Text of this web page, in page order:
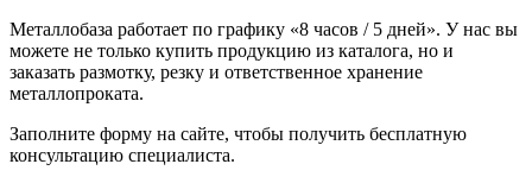
Металлобаза работает по графику «8 часов / 5 дней». У нас вы
можете не только купить продукцию из каталога, но и
заказать размотку, резку и ответственное хранение
металлопроката.
Заполните форму на сайте, чтобы получить бесплатную
консультацию специалиста.